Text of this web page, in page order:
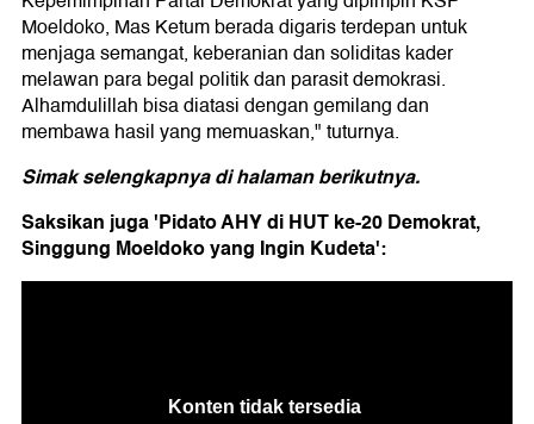
Moeldoko, Mas Ketum berada digaris terdepan untuk
menjaga semangat, keberanian dan soliditas kader
melawan para begal politik dan parasit demokrasi.
Alhamdulillah bisa diatasi dengan gemilang dan
membawa hasil yang memuaskan," tuturnya.
Simak selengkapnya di halaman berikutnya.
Saksikan juga 'Pidato AHY di HUT ke-20 Demokrat,
Singgung Moeldoko yang Ingin Kudeta':